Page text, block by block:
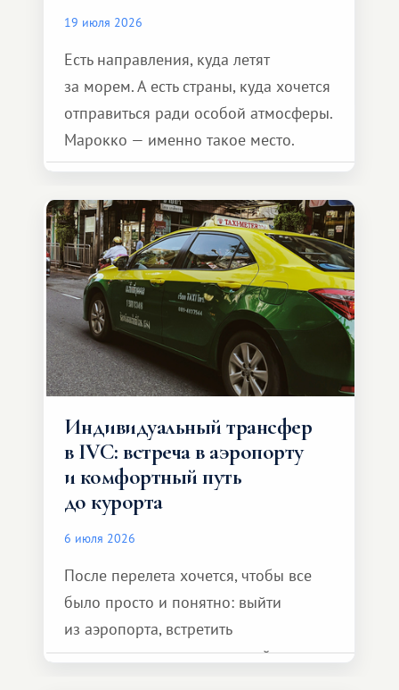
19 июля 2026
Есть направления, куда летят
за морем. А есть страны, куда хочется
отправиться ради особой атмосферы.
Марокко — именно такое место.
Индивидуальный трансфер
в IVC: встреча в аэропорту
и комфортный путь
до курорта
6 июля 2026
После перелета хочется, чтобы все
было просто и понятно: выйти
из аэропорта, встретить
представителя транспортной